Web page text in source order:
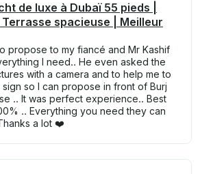
de luxe à Dubaï 55 pieds |
spacieuse | Meilleur
propose to my fiancé and Mr Kashif
I need.. He even asked the
with a camera and to help me to
so I can propose in front of Burj
.. It was perfect experience.. Best
.. Everything you need they can
a lot ❤️